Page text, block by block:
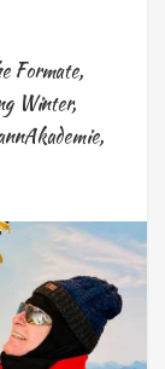
Formate,
Winter,
,